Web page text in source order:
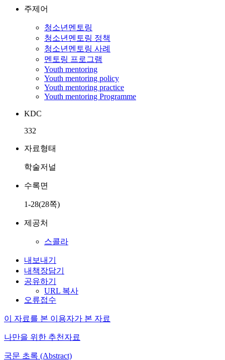
주제어
청소년멘토링
청소년멘토링 정책
청소년멘토링 사례
멘토링 프로그램
Youth mentoring
Youth mentoring policy
Youth mentoring practice
Youth mentoring Programme
KDC
332
자료형태
학술저널
수록면
1-28(28쪽)
제공처
스콜라
내보내기
내책장담기
공유하기
URL 복사
오류접수
이 자료를 본 이용자가 본 자료
나만을 위한 추천자료
국문 초록 (Abstract)